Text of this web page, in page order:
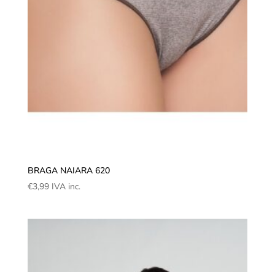
BRAGA NAIARA 620
€3,99 IVA inc.